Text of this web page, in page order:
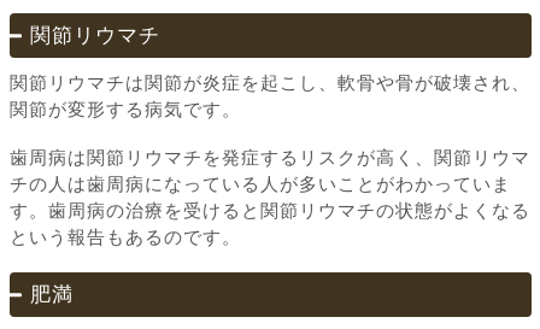
関節リウマチ
関節リウマチは関節が炎症を起こし、軟骨や骨が破壊され、
関節が変形する病気です。
歯周病は関節リウマチを発症するリスクが高く、関節リウマ
チの人は歯周病になっている人が多いことがわかっていま
す。歯周病の治療を受けると関節リウマチの状態がよくなる
という報告もあるのです。
肥満